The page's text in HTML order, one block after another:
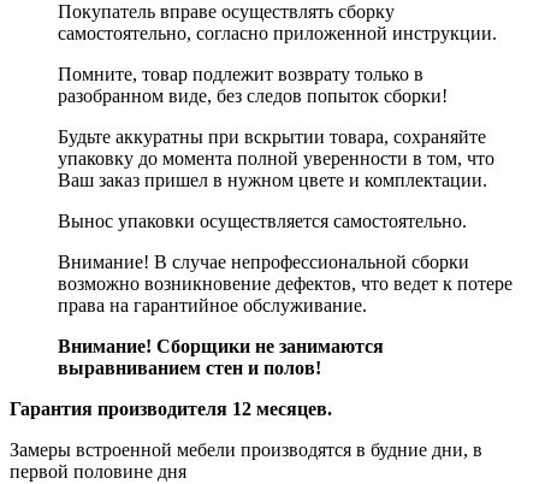
Покупатель вправе осуществлять сборку
самостоятельно, согласно приложенной инструкции.
Помните, товар подлежит возврату только в
разобранном виде, без следов попыток сборки!
Будьте аккуратны при вскрытии товара, сохраняйте
упаковку до момента полной уверенности в том, что
Ваш заказ пришел в нужном цвете и комплектации.
Вынос упаковки осуществляется самостоятельно.
Внимание! В случае непрофессиональной сборки
возможно возникновение дефектов, что ведет к потере
права на гарантийное обслуживание.
Внимание! Сборщики не занимаются
выравниванием стен и полов!
Гарантия производителя 12 месяцев.
Замеры встроенной мебели производятся в будние дни, в
первой половине дня